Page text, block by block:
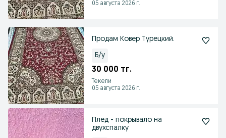
05 августа 2026 г.
Продам Ковер Турецкий.
Б/у
30 000 тг.
Текели
05 августа 2026 г.
Плед - покрывало на
двухспалку